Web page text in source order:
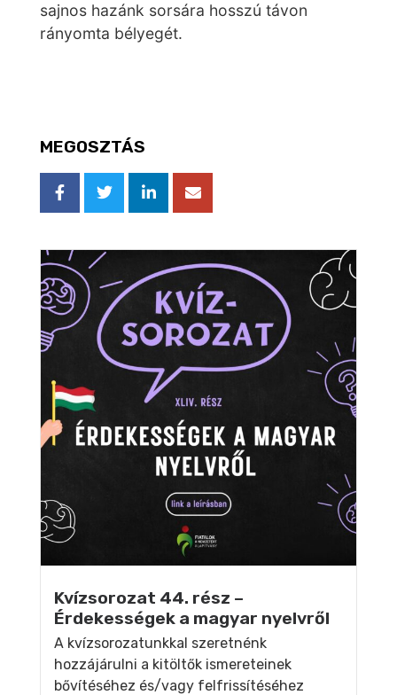
sajnos hazánk sorsára hosszú távon
rányomta bélyegét.
MEGOSZTÁS
Kvízsorozat 44. rész –
Érdekességek a magyar nyelvről
A kvízsorozatunkkal szeretnénk
hozzájárulni a kitöltők ismereteinek
bővítéséhez és/vagy felfrissítéséhez